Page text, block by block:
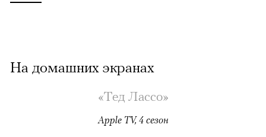
На домашних экранах
«Тед Лассо»
Apple TV, 4 сезон